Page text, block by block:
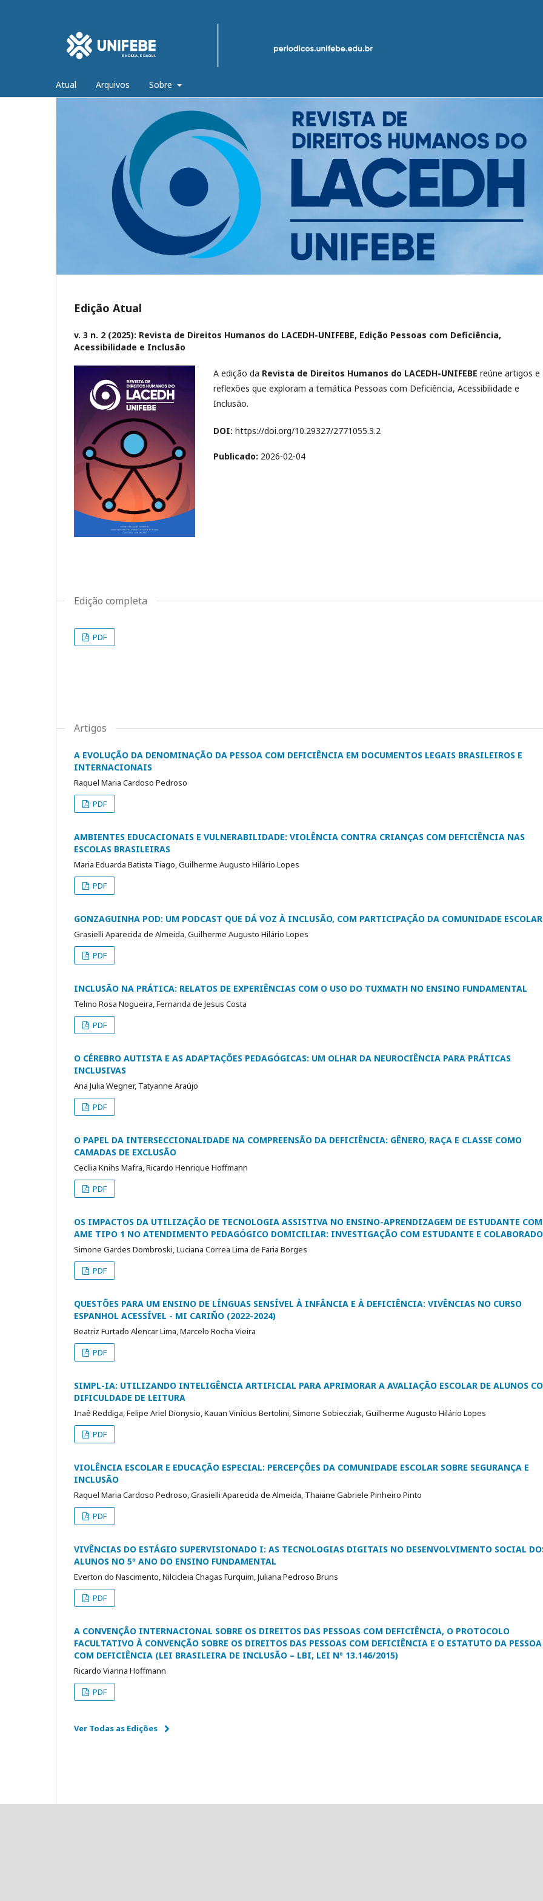
Atual Arquivos Sobre
Edição Atual
v. 3 n. 2 (2025): Revista de Direitos Humanos do LACEDH-UNIFEBE, Edição Pessoas com Deficiência,
Acessibilidade e Inclusão
A edição da Revista de Direitos Humanos do LACEDH-UNIFEBE reúne artigos e
reflexões que exploram a temática Pessoas com Deficiência, Acessibilidade e
Inclusão.
DOI: https://doi.org/10.29327/2771055.3.2
Publicado: 2026-02-04
Edição completa
PDF
Artigos
A EVOLUÇÃO DA DENOMINAÇÃO DA PESSOA COM DEFICIÊNCIA EM DOCUMENTOS LEGAIS BRASILEIROS E
INTERNACIONAIS
Raquel Maria Cardoso Pedroso
PDF
AMBIENTES EDUCACIONAIS E VULNERABILIDADE: VIOLÊNCIA CONTRA CRIANÇAS COM DEFICIÊNCIA NAS
ESCOLAS BRASILEIRAS
Maria Eduarda Batista Tiago, Guilherme Augusto Hilário Lopes
PDF
GONZAGUINHA POD: UM PODCAST QUE DÁ VOZ À INCLUSÃO, COM PARTICIPAÇÃO DA COMUNIDADE ESCOLAR
Grasielli Aparecida de Almeida, Guilherme Augusto Hilário Lopes
PDF
INCLUSÃO NA PRÁTICA: RELATOS DE EXPERIÊNCIAS COM O USO DO TUXMATH NO ENSINO FUNDAMENTAL
Telmo Rosa Nogueira, Fernanda de Jesus Costa
PDF
O CÉREBRO AUTISTA E AS ADAPTAÇÕES PEDAGÓGICAS: UM OLHAR DA NEUROCIÊNCIA PARA PRÁTICAS
INCLUSIVAS
Ana Julia Wegner, Tatyanne Araújo
PDF
O PAPEL DA INTERSECCIONALIDADE NA COMPREENSÃO DA DEFICIÊNCIA: GÊNERO, RAÇA E CLASSE COMO
CAMADAS DE EXCLUSÃO
Cecília Knihs Mafra, Ricardo Henrique Hoffmann
PDF
OS IMPACTOS DA UTILIZAÇÃO DE TECNOLOGIA ASSISTIVA NO ENSINO-APRENDIZAGEM DE ESTUDANTE COM
AME TIPO 1 NO ATENDIMENTO PEDAGÓGICO DOMICILIAR: INVESTIGAÇÃO COM ESTUDANTE E
Simone Gardes Dombroski, Luciana Correa Lima de Faria Borges
PDF
QUESTÕES PARA UM ENSINO DE LÍNGUAS SENSÍVEL À INFÂNCIA E À DEFICIÊNCIA: VIVÊNCIAS NO CURSO
ESPANHOL ACESSÍVEL - MI CARIÑO (2022-2024)
Beatriz Furtado Alencar Lima, Marcelo Rocha Vieira
PDF
SIMPL-IA: UTILIZANDO INTELIGÊNCIA ARTIFICIAL PARA APRIMORAR A AVALIAÇÃO ESCOLAR DE ALUNOS
DIFICULDADE DE LEITURA
Inaê Reddiga, Felipe Ariel Dionysio, Kauan Vinícius Bertolini, Simone Sobiecziak, Guilherme Augusto Hilário Lopes
PDF
VIOLÊNCIA ESCOLAR E EDUCAÇÃO ESPECIAL: PERCEPÇÕES DA COMUNIDADE ESCOLAR SOBRE SEGURANÇA E
INCLUSÃO
Raquel Maria Cardoso Pedroso, Grasielli Aparecida de Almeida, Thaiane Gabriele Pinheiro Pinto
PDF
VIVÊNCIAS DO ESTÁGIO SUPERVISIONADO I: AS TECNOLOGIAS DIGITAIS NO DESENVOLVIMENTO SOCIAL
ALUNOS NO 5º ANO DO ENSINO FUNDAMENTAL
Everton do Nascimento, Nilcicleia Chagas Furquim, Juliana Pedroso Bruns
PDF
A CONVENÇÃO INTERNACIONAL SOBRE OS DIREITOS DAS PESSOAS COM DEFICIÊNCIA, O PROTOCOLO
FACULTATIVO À CONVENÇÃO SOBRE OS DIREITOS DAS PESSOAS COM DEFICIÊNCIA E O ESTATUTO DA PESSOA
COM DEFICIÊNCIA (LEI BRASILEIRA DE INCLUSÃO – LBI, LEI Nº 13.146/2015)
Ricardo Vianna Hoffmann
PDF
Ver Todas as Edições